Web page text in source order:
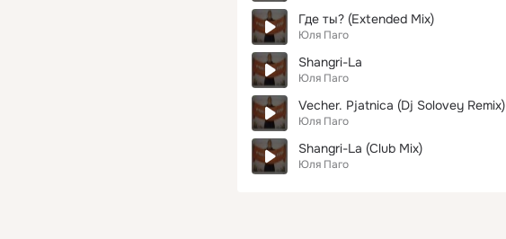
Где ты? (Extended Mix)
Юля Паго
Shangri-La
Юля Паго
Vecher. Pjatnica (Dj Solovey Remix)
Юля Паго
Shangri-La (Club Mix)
Юля Паго